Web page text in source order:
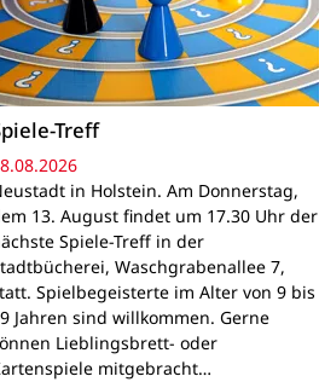
Treff
in Holstein. Am Donnerstag,
13. August findet um 17.30 Uhr der
Spiele-Treff in der
Waschgrabenallee 7,
Spielbegeisterte im Alter von 9 bis
Jahren sind willkommen. Gerne
Lieblingsbrett- oder
mitgebracht…